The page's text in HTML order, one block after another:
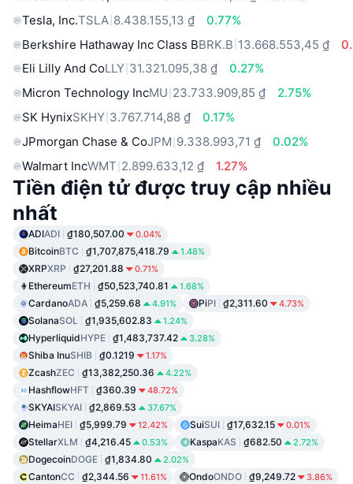
Tesla, Inc.TSLA 8.438.155,13 ₫
0.77%
Berkshire Hathaway Inc Class BBRK.B 13.668.553,45 ₫
Eli Lilly And CoLLY 31.321.095,38 ₫
0.27%
Micron Technology IncMU 23.733.909,85 ₫
2.75%
SK HynixSKHY 3.767.714,88 ₫
0.17%
JPmorgan Chase & CoJPM 9.338.993,71 ₫
0.02%
Walmart IncWMT 2.899.633,12 ₫ 1.27%
Tiền điện tử được truy cập nhiều
nhất
ADIADI ₫180,507.00 0.04%
BitcoinBTC ₫1,707,875,418.79 1.48%
XRPXRP ₫27,201.88 0.71%
EthereumETH ₫50,523,740.81 1.68%
CardanoADA ₫5,259.68 4.91% PiPI ₫2,311.60 4.73%
SolanaSOL ₫1,935,602.83 1.24%
HyperliquidHYPE ₫1,483,737.42 3.28%
Shiba InuSHIB ₫0.1219 1.17%
ZcashZEC ₫13,382,250.36 4.22%
HashflowHFT ₫360.39 48.72%
SKYAISKYAI ₫2,869.53 37.67%
HeimaHEI ₫5,999.79 12.42% SuiSUI ₫17,632.15 0.01%
StellarXLM ₫4,216.45 0.53% KaspaKAS ₫682.50 2.72%
DogecoinDOGE ₫1,834.80 2.02%
CantonCC ₫2,344.56 11.61% OndoONDO ₫9,249.72 3.86%